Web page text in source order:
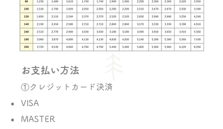
お支払い方法
①クレジットカード決済
VISA
MASTER